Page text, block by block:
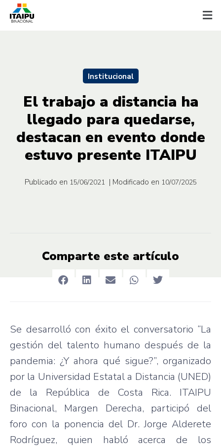
Institucional
El trabajo a distancia ha
llegado para quedarse,
destacan en evento donde
estuvo presente ITAIPU
Publicado en 15/06/2021 | Modificado en 10/07/2025
Comparte este artículo
Se desarrolló con éxito el conversatorio “La
gestión del talento humano después de la
pandemia: ¿Y ahora qué sigue?”, organizado
por la Universidad Estatal a Distancia (UNED)
de la República de Costa Rica. ITAIPU
Binacional, Margen Derecha, participó del
foro con la ponencia del Dr. Jorge Alderete
Rodríguez, quien habló acerca de los